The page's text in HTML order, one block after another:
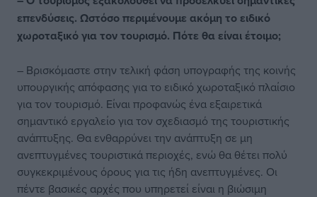
επενδύσεις. Ωστόσο περιμένουμε ακόμη το ειδικό
χωροταξικό για τον τουρισμό. Πότε θα είναι έτοιμο;
– Βρισκόμαστε στην τελική φάση υπογραφής της κοινής
υπουργικής απόφασης για το ειδικό χωροταξικό πλαίσιο
για τον τουρισμό. Είναι προφανώς ένα εξαιρετικά
σημαντικό εργαλείο για τον σχεδιασμό της τουριστικής
ανάπτυξης. Θα ενθαρρύνει την ανάπτυξη σε μη
ανεπτυγμένες τουριστικά περιοχές, ενώ θα θέτει πολύ
συγκεκριμένους όρους για τις ήδη ανεπτυγμένες. Οι
πέντε βασικές αρχές που υπηρετεί είναι η βιώσιμη